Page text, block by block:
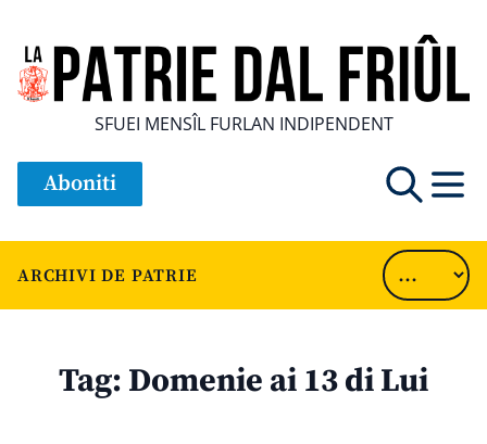
SFUEI MENSÎL FURLAN INDIPENDENT
Aboniti
ARCHIVI DE PATRIE
Tag: Domenie ai 13 di Lui